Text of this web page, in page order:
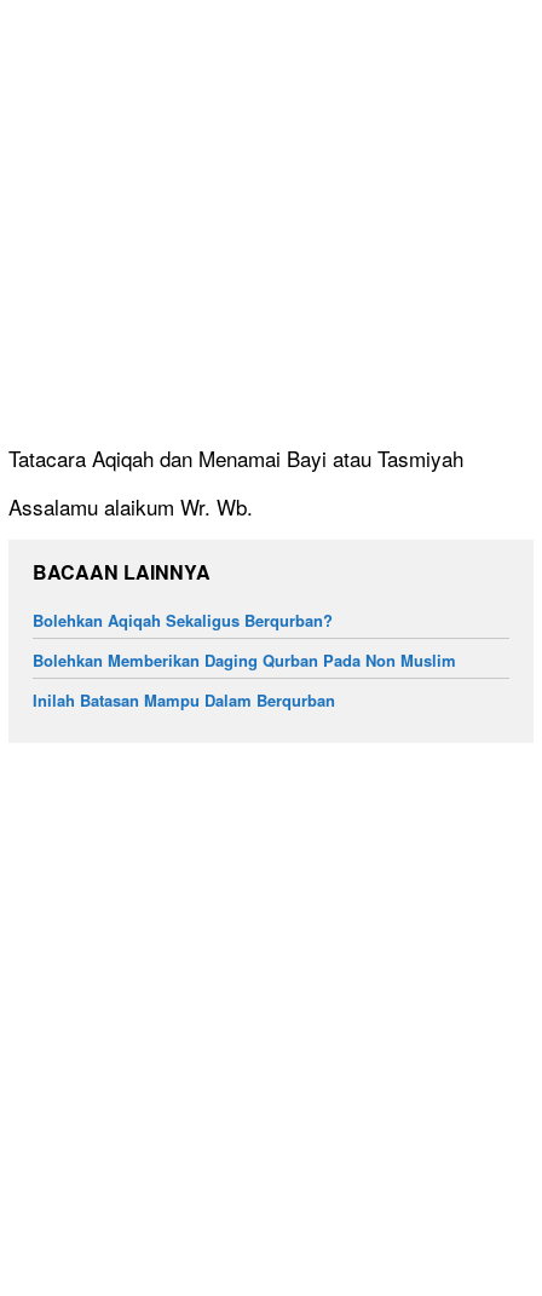
Tatacara Aqiqah dan Menamai Bayi atau Tasmiyah
Assalamu alaikum Wr. Wb.
BACAAN LAINNYA
Bolehkan Aqiqah Sekaligus Berqurban?
Bolehkan Memberikan Daging Qurban Pada Non Muslim
Inilah Batasan Mampu Dalam Berqurban